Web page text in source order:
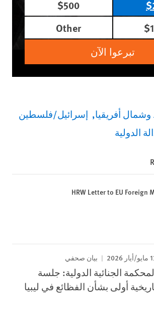
$500
Other
تبرعوا الآن
أفريقيا إسرائيل/فلسطين
الدولية
HRW Letter to EU Foreign
2026 بيان صحفي
الجنائية الدولية: جلسة
أولى بشأن الفظائع في ليبيا